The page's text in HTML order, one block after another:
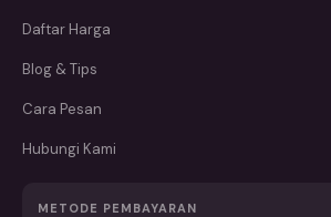
Daftar Harga
Blog & Tips
Cara Pesan
Hubungi Kami
METODE PEMBAYARAN